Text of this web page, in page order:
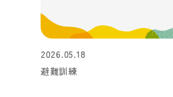
2026.05.18
避難訓練